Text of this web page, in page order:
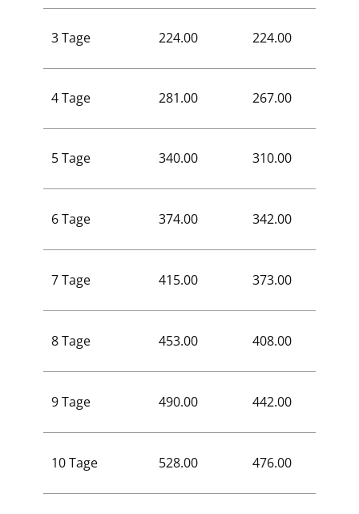
3 Tage 224.00 224.00
4 Tage 281.00 267.00
5 Tage 340.00 310.00
6 Tage 374.00 342.00
7 Tage 415.00 373.00
8 Tage 453.00 408.00
9 Tage 490.00 442.00
10 Tage 528.00 476.00